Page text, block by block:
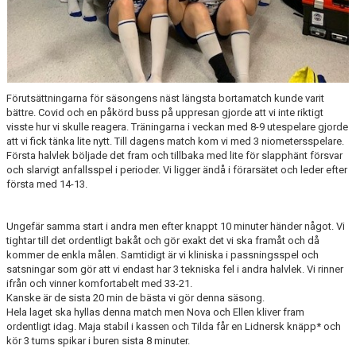
Förutsättningarna för säsongens näst längsta bortamatch kunde varit
bättre. Covid och en påkörd buss på uppresan gjorde att vi inte riktigt
visste hur vi skulle reagera. Träningarna i veckan med 8-9 utespelare gjorde
att vi fick tänka lite nytt. Till dagens match kom vi med 3 niometersspelare.
Första halvlek böljade det fram och tillbaka med lite för slapphänt försvar
och slarvigt anfallsspel i perioder. Vi ligger ändå i förarsätet och leder efter
första med 14-13.
Ungefär samma start i andra men efter knappt 10 minuter händer något. Vi
tightar till det ordentligt bakåt och gör exakt det vi ska framåt och då
kommer de enkla målen. Samtidigt är vi kliniska i passningsspel och
satsningar som gör att vi endast har 3 tekniska fel i andra halvlek. Vi rinner
ifrån och vinner komfortabelt med 33-21.
Kanske är de sista 20 min de bästa vi gör denna säsong.
Hela laget ska hyllas denna match men Nova och Ellen kliver fram
ordentligt idag. Maja stabil i kassen och Tilda får en Lidnersk knäpp* och
kör 3 tums spikar i buren sista 8 minuter.